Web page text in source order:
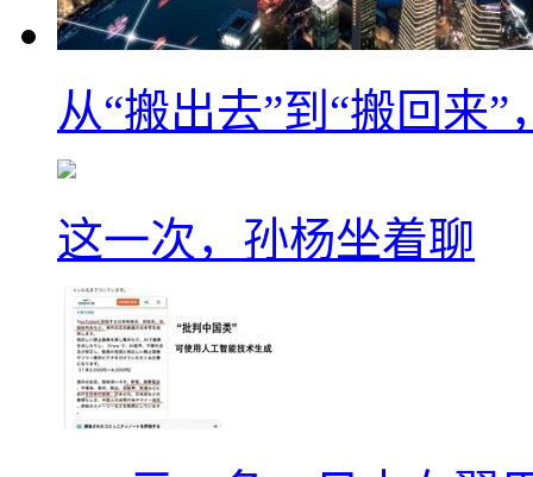
从“搬出去”到“搬回来
这一次，孙杨坐着聊